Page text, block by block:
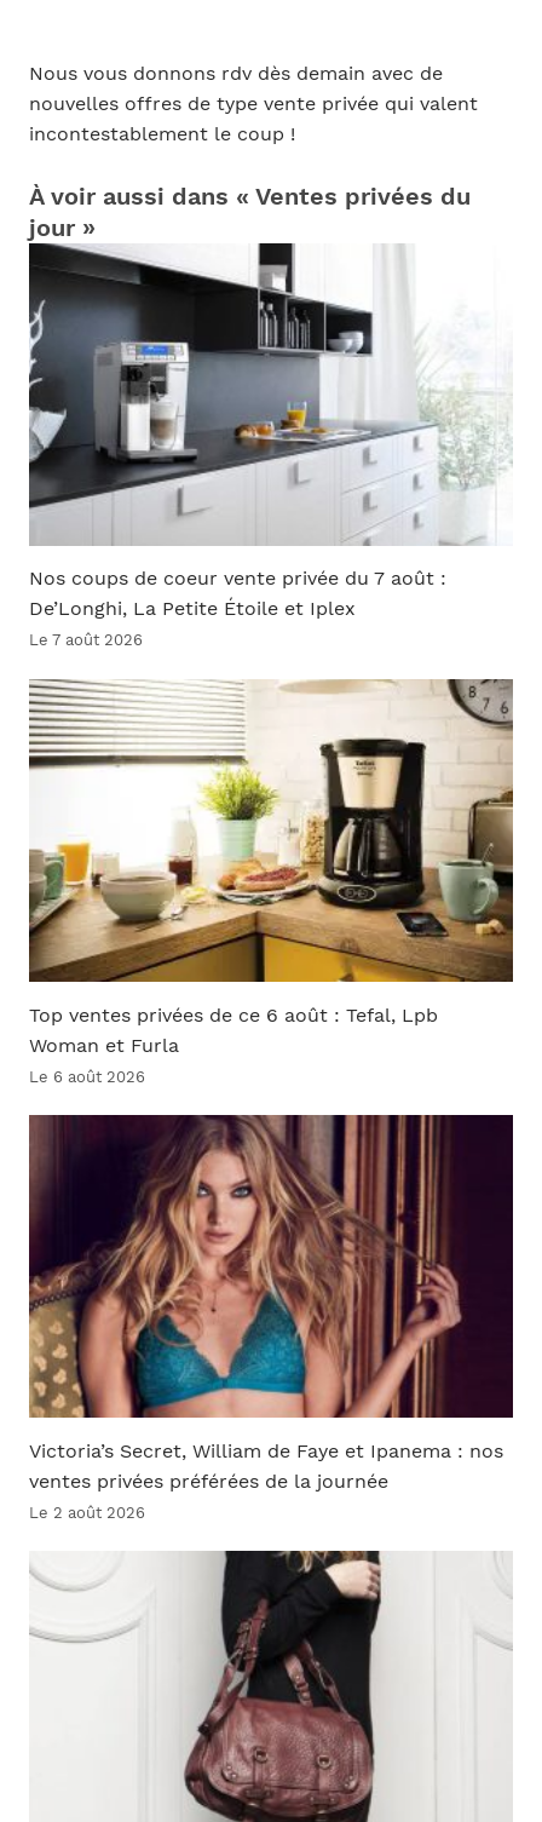
Nous vous donnons rdv dès demain avec de
nouvelles offres de type vente privée qui valent
incontestablement le coup !
À voir aussi dans « Ventes privées du
jour »
Nos coups de coeur vente privée du 7 août :
De’Longhi, La Petite Étoile et Iplex
Le 7 août 2026
Top ventes privées de ce 6 août : Tefal, Lpb
Woman et Furla
Le 6 août 2026
Victoria’s Secret, William de Faye et Ipanema : nos
ventes privées préférées de la journée
Le 2 août 2026